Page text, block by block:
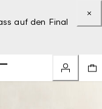
auf den Final